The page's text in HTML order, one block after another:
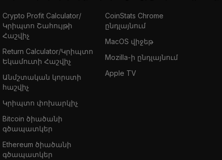
Crypto Profit Calculator/
Կրիպտո Շահույթի
Հաշվիչ
Return Calculator/Կրիպտո
Եկամուտի Հաշվիչ
Անմշտական կորստի
հաշվիչ
Կրիպտո փոխարկիչ
Bitcoin ծիածանի
գծապատկեր
Ethereum ծիածանի
գծապատկեր
CoinStats Chrome
ընդլայնում
MacOS վիջեթ
Mozilla-ի ընդլայնում
Apple TV